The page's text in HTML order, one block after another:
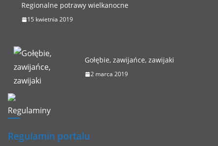
Regionalne potrawy wielkanocne
15 kwietnia 2019
Gołębie, zawijańce, zawijaki
2 marca 2019
Regulaminy
Regulamin portalu